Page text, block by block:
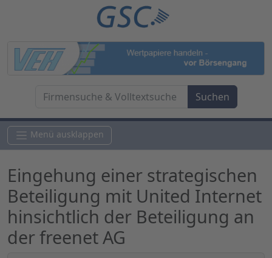
Menü ausklappen
Eingehung einer strategischen
Beteiligung mit United Internet
hinsichtlich der Beteiligung an
der freenet AG